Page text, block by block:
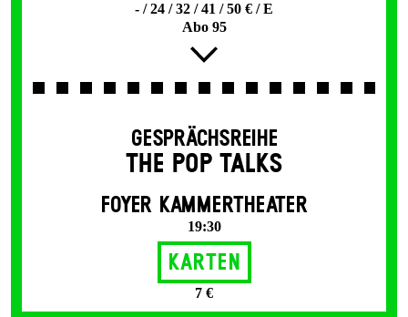
- / 24 / 32 / 41 / 50 € / E
Abo 95
GESPRÄCHSREIHE
THE POP TALKS
FOYER KAMMERTHEATER
19:30
Karten
7 €